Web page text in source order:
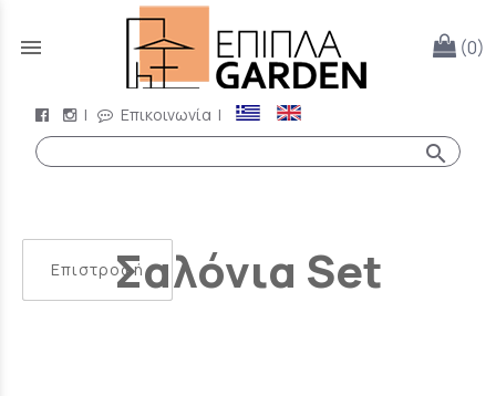
menu (0)
| Επικοινωνία |
search
Σαλόνια Set
Επιστροφή